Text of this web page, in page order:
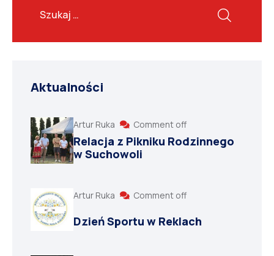
Aktualności
Artur Ruka Comment off
Relacja z Pikniku Rodzinnego
w Suchowoli
Artur Ruka Comment off
Dzień Sportu w Reklach